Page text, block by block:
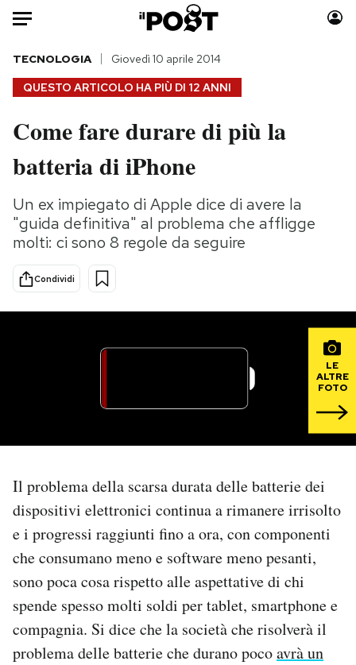
Auto
HOME
Italia
Politica
Tecnologia
Internet
Scienza
Cultura
Economia
Moda
Storie/Idee
Ok Boomer!
Media
I MIEI PREFERITI
SHOP
AREA PERSONALE
QUESTO ARTICOLO HA PIÙ DI 12 ANNI
TECNOLOGIA Giovedì 10 aprile 2014
Come fare durare di più la
batteria di iPhone
Un ex impiegato di Apple dice di avere la
"guida definitiva" al problema che affligge
molti: ci sono 8 regole da seguire
Condividi
LE
ALTRE
FOTO
Il problema della scarsa durata delle batterie dei
dispositivi elettronici continua a rimanere irrisolto
e i progressi raggiunti fino a ora, con componenti
che consumano meno e software meno pesanti,
sono poca cosa rispetto alle aspettative di chi
spende spesso molti soldi per tablet, smartphone e
compagnia. Si dice che la società che risolverà il
problema delle batterie che durano pocoavrà un